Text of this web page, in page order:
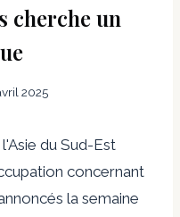
cherche un
2025
du Sud-Est
concernant
la semaine